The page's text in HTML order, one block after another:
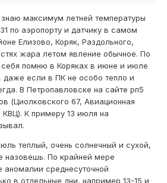
Камчатки близок к
хотя ближайший циклон
максимум летней температуры
по аэропорту и датчику в самом
Елизово, Коряк, Раздольного,
жара летом явление обычное. По
помню в Коряках в июне и июле
даже если в ПК не особо тепло и
В Петропавловске на сайте рп5
(Циолковского 67, Авиационная
КВЦ). К примеру 13 июля на
теплый, очень солнечный и сухой,
назовешь. По крайней мере
аномалии среднесуточной
в отдельные дни, например 13-15 и